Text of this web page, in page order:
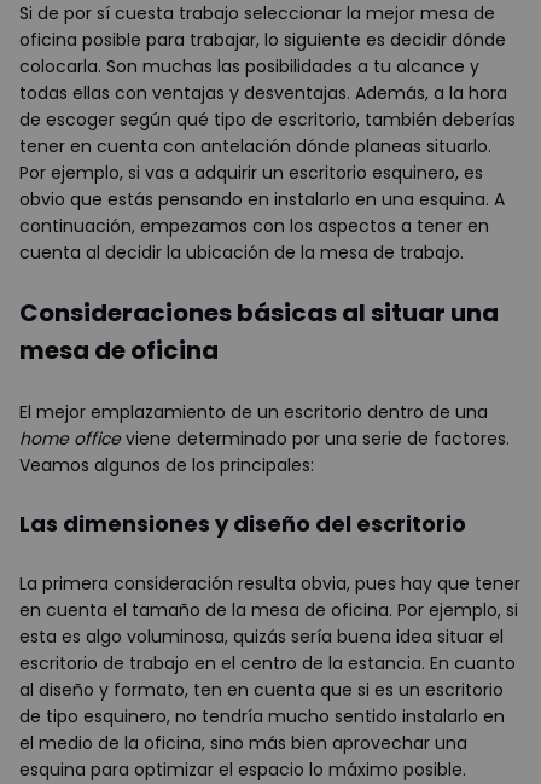
Si de por sí cuesta trabajo seleccionar la mejor mesa de
oficina posible para trabajar, lo siguiente es decidir dónde
colocarla. Son muchas las posibilidades a tu alcance y
todas ellas con ventajas y desventajas. Además, a la hora
de escoger según qué tipo de escritorio, también deberías
tener en cuenta con antelación dónde planeas situarlo.
Por ejemplo, si vas a adquirir un escritorio esquinero, es
obvio que estás pensando en instalarlo en una esquina. A
continuación, empezamos con los aspectos a tener en
cuenta al decidir la ubicación de la mesa de trabajo.
Consideraciones básicas al situar una
mesa de oficina
El mejor emplazamiento de un escritorio dentro de una
home officeviene determinado por una serie de factores.
Veamos algunos de los principales:
Las dimensiones y diseño del escritorio
La primera consideración resulta obvia, pues hay que tener
en cuenta el tamaño de la mesa de oficina. Por ejemplo, si
esta es algo voluminosa, quizás sería buena idea situar el
escritorio de trabajo en el centro de la estancia. En cuanto
al diseño y formato, ten en cuenta que si es un escritorio
de tipo esquinero, no tendría mucho sentido instalarlo en
el medio de la oficina, sino más bien aprovechar una
esquina para optimizar el espacio lo máximo posible.